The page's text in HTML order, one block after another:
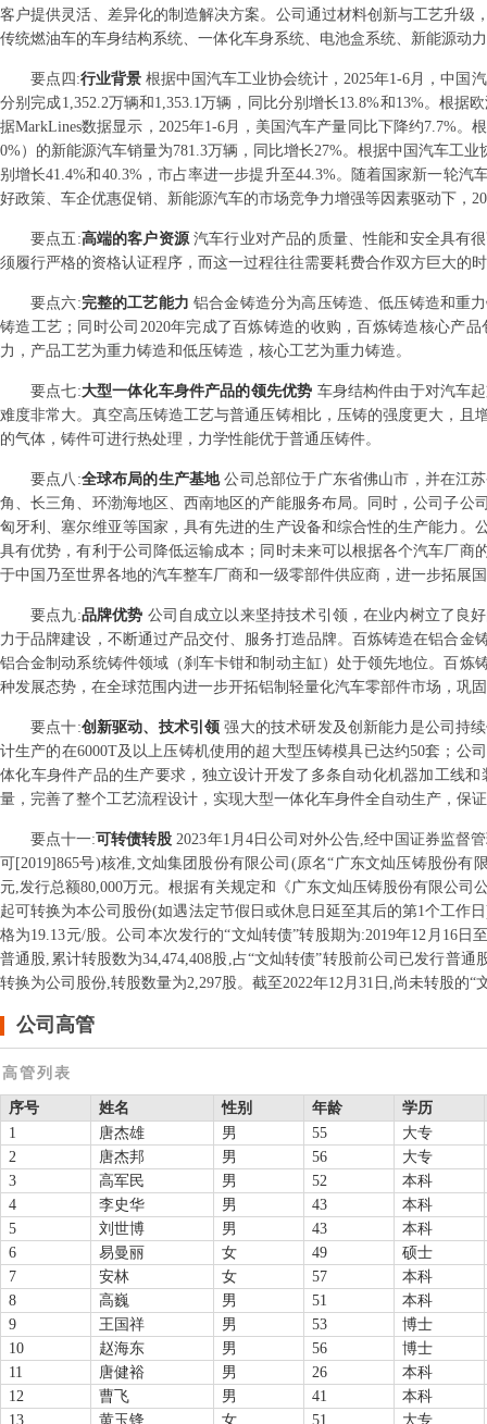
客户提供灵活、差异化的制造解决方案。公司通过材料创新与工艺升
传统燃油车的车身结构系统、一体化车身系统、电池盒系统、新能源动
要点 四 :行业背景根据中国汽车工业协会统计，2025年1-6月，中国
分别完成1,352.2万辆和1,353.1万辆，同比分别增长13.8%和13%。根
据MarkLines数据显示，2025年1-6月，美国汽车产量同比下降约7.7%
0%）的新能源汽车销量为781.3万辆，同比增长27%。根据中国汽车工
别增长41.4%和40.3%，市占率进一步提升至44.3%。随着国家新一轮
好政策、车企优惠促销、新能源汽车的市场竞争力增强等因素驱动下，
要点五 :高端的客户资源汽车行业对产品的质量、性能和安全具有
须履行严格的资格认证程序，而这一过程往往需要耗费合作双方巨大的
要点六:完整的工艺能力铝合金铸造分为高压铸造、低压铸造和重
铸造工艺；同时公司2020年完成了百炼铸造的收购，百炼铸造核心产
力，产品工艺为重力铸造和低压铸造，核心工艺为重力铸造。
要点七:大型一体化车身件产品的领先优势 车身结构件由于对汽车
难度非常大。真空高压铸造工艺与普通压铸相比，压铸的强度更大，
的气体，铸件可进行热处理，力学性能优于普通压铸件。
要点 八 :全球布局的生产基地公司总部位于广东省佛山市，并在江
角、长三角、环渤海地区、西南地区的产能服务布局。同时，公司子
匈牙利、塞尔维亚等国家，具有先进的生产设备和综合性的生产能力
具有优势，有利于公司降低运输成本；同时未来可以根据各个汽车厂
于中国乃至世界各地的汽车整车厂商和一级零部件供应商，进一步拓展
要点九:品牌优势 公司自成立以来坚持技术引领，在业内树立了良
力于品牌建设，不断通过产品交付、服务打造品牌。百炼铸造在铝合
铝合金制动系统铸件领域（刹车卡钳和制动主缸）处于领先地位。百
种发展态势，在全球范围内进一步开拓铝制轻量化汽车零部件市场，巩
要点十:创新驱动、技术引领强大的技术研发及创新能力是公司持
计生产的在6000T及以上压铸机使用的超大型压铸模具已达约50套；
体化车身件产品的生产要求，独立设计开发了多条自动化机器加工线
量，完善了整个工艺流程设计，实现大型一体化车身件全自动生产，保
要点十一:可转债转股2023年1月4日公司对外公告,经中国证券监督
可[2019]865号)核准,文灿集团股份有限公司(原名“广东文灿压铸股份有
元,发行总额80,000万元。根据有关规定和《广东文灿压铸股份有限公司
起可转换为本公司股份(如遇法定节假日或休息日延至其后的第1个工作
格为19.13元/股。公司本次发行的“文灿转债”转股期为:2019年12月16日
普通股,累计转股数为34,474,408股,占“文灿转债”转股前公司已发行普通
转换为公司股份,转股数量为2,297股。截至2022年12月31日,尚未转股的“
公司高管
高管列表
序号 姓名 性别 年龄
学历
1
唐杰雄 男 55
大专
2
唐杰邦 男 56
大专
3
高军民 男 52
本科
4
李史华 男 43
本科
5
刘世博 男 43
本科
6
易曼丽 女 49
硕士
7
安林 女 57
本科
8
高巍 男 51
本科
9
王国祥 男 53
博士
10
赵海东 男 56
博士
11
唐健裕 男 26
本科
12
曹飞 男 41
本科
13
黄玉锋 女 51 大专